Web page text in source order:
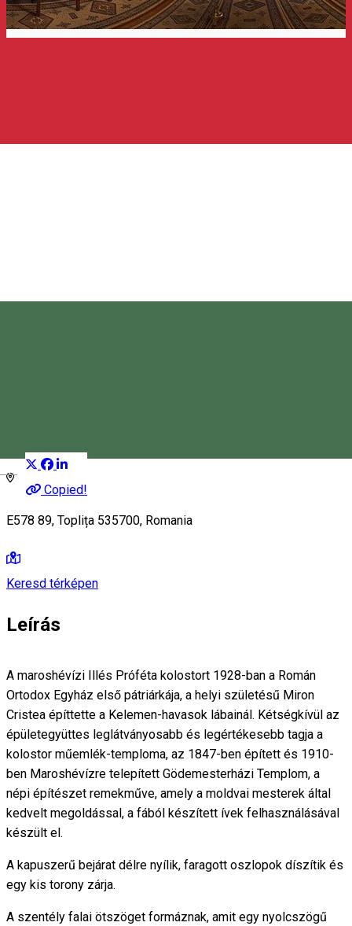
Magyar
Copied!
E578 89, Toplița 535700, Romania
Keresd térképen
Leírás
A maroshévízi Illés Próféta kolostort 1928-ban a Román
Ortodox Egyház első pátriárkája, a helyi születésű Miron
Cristea építtette a Kelemen-havasok lábainál. Kétségkívül az
épületegyüttes leglátványosabb és legértékesebb tagja a
kolostor műemlék-temploma, az 1847-ben épített és 1910-
ben Maroshévízre telepített Gödemesterházi Templom, a
népi építészet remekműve, amely a moldvai mesterek által
kedvelt megoldással, a fából készített ívek felhasználásával
készült el.
A kapuszerű bejárat délre nyílik, faragott oszlopok díszítik és
egy kis torony zárja.
A szentély falai ötszöget formáznak, amit egy nyolcszögű